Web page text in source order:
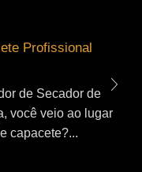
Profissional
de Secador de
você veio ao lugar
capacete?...